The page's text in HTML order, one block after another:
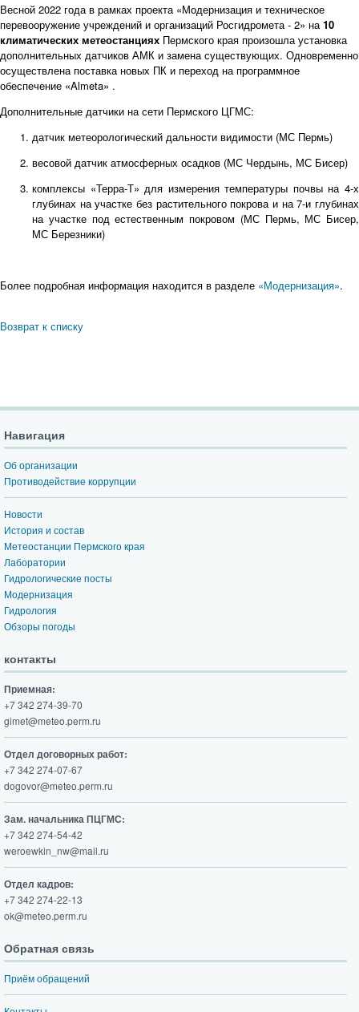
Весной 2022 года в рамках проекта «Модернизация и техническое
перевооружение учреждений и организаций Росгидромета - 2» на 10
климатических метеостанциях Пермского края произошла установка
дополнительных датчиков АМК и замена существующих. Одновременно
осуществлена поставка новых ПК и переход на программное
обеспечение «Almeta» .
Дополнительные датчики на сети Пермского ЦГМС:
датчик метеорологический дальности видимости (МС Пермь)
весовой датчик атмосферных осадков (МС Чердынь, МС Бисер)
комплексы «Терра-Т» для измерения температуры почвы на 4-х
глубинах на участке без растительного покрова и на 7-и глубинах
на участке под естественным покровом (МС Пермь, МС Бисер,
МС Березники)
Более подробная информация находится в разделе «Модернизация».
Возврат к списку
Навигация
Об организации
Противодействие коррупции
Новости
История и состав
Метеостанции Пермского края
Лаборатории
Гидрологические посты
Модернизация
Гидрология
Обзоры погоды
контакты
Приемная:
+7 342 274-39-70
gimet@meteo.perm.ru
Отдел договорных работ:
+7 342 274-07-67
dogovor@meteo.perm.ru
Зам. начальника ПЦГМС:
+7 342 274-54-42
weroewkin_nw@mail.ru
Отдел кадров:
+7 342 274-22-13
ok@meteo.perm.ru
Обратная связь
Приём обращений